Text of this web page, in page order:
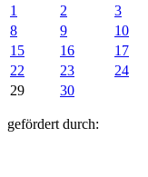
1
2 3
8
9 10
15
16 17
22
23 24
29
30
gefördert durch: